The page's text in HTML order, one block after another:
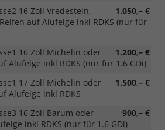
1.050,– €
16 Zoll Vredestein,
auf Alufelge inkl RDKS (nur für
1.200,– €
16 Zoll Michelin oder
Alufelge inkl RDKS (nur für 1.6 GDi)
1.500,– €
17 Zoll Michelin oder
Alufelge inkl RDKS
900,– €
16 Zoll Barum oder
inkl RDKS (nur für 1.6 GDi)